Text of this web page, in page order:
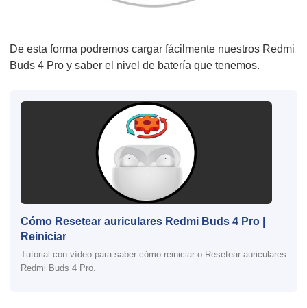
De esta forma podremos cargar fácilmente nuestros Redmi
Buds 4 Pro y saber el nivel de batería que tenemos.
Cómo Resetear auriculares Redmi Buds 4 Pro |
Reiniciar
Tutorial con vídeo para saber cómo reiniciar o Resetear auriculares
Redmi Buds 4 Pro.